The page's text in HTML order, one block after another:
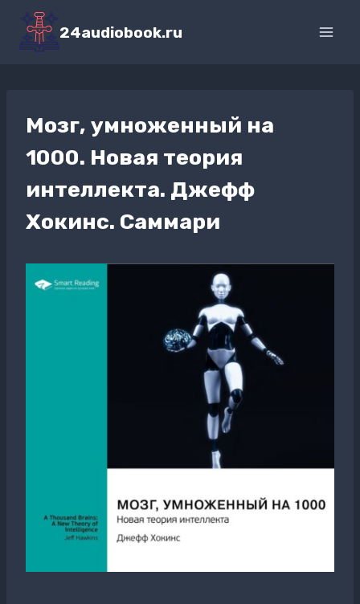
Перейти
содержимому
24audiobook.ru
Мозг, умноженный на
1000. Новая теория
интеллекта. Джефф
Хокинс. Саммари